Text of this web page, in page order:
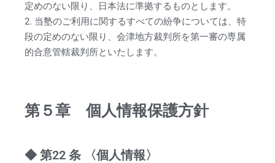
定めのない限り、日本法に準拠するものとします。
2. 当塾のご利用に関するすべての紛争については、特
段の定めのない限り、会津地方裁判所を第一審の専属
的合意管轄裁判所といたします。
第５章 個人情報保護方針
◆ 第22 条 〈個人情報〉